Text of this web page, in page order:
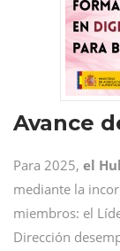
Avance
Para 2025, el
mediante la
miembros: el
Dirección